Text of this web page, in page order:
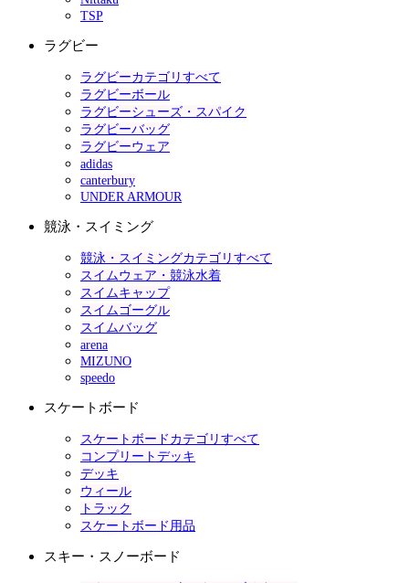
TSP
ラグビー
ラグビーカテゴリすべて
ラグビーボール
ラグビーシューズ・スパイク
ラグビーバッグ
ラグビーウェア
adidas
canterbury
UNDER ARMOUR
競泳・スイミング
競泳・スイミングカテゴリすべて
スイムウェア・競泳水着
スイムキャップ
スイムゴーグル
スイムバッグ
arena
MIZUNO
speedo
スケートボード
スケートボードカテゴリすべて
コンプリートデッキ
デッキ
ウィール
トラック
スケートボード用品
スキー・スノーボード